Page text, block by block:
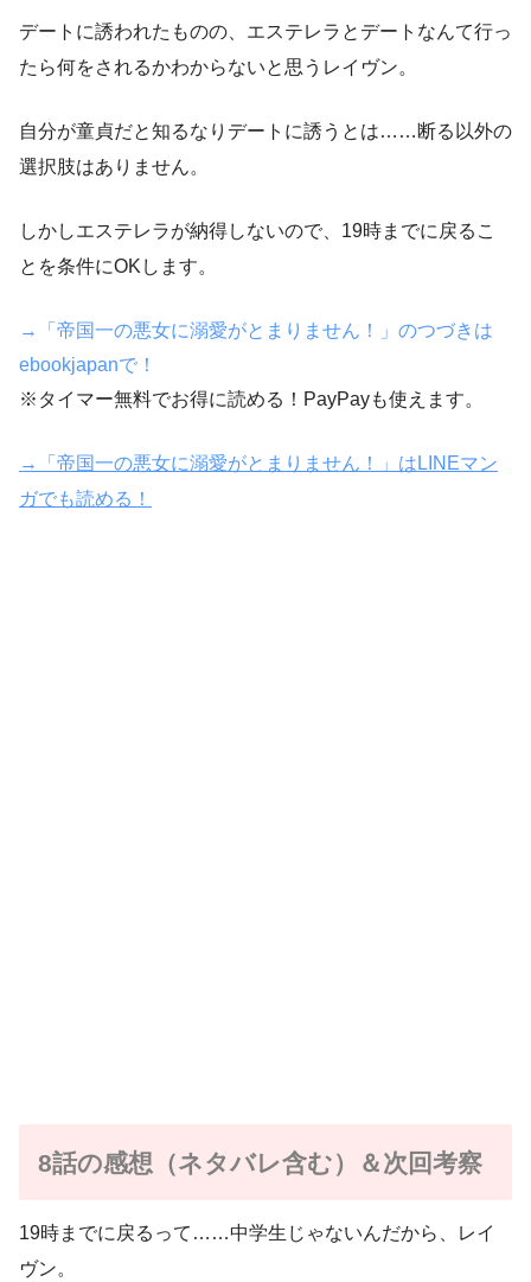
デートに誘われたものの、エステレラとデートなんて行っ
たら何をされるかわからないと思うレイヴン。
自分が童貞だと知るなりデートに誘うとは……断る以外の
選択肢はありません。
しかしエステレラが納得しないので、19時までに戻るこ
とを条件にOKします。
→「帝国一の悪女に溺愛がとまりません！」のつづきは
ebookjapanで！
※タイマー無料でお得に読める！PayPayも使えます。
→「帝国一の悪女に溺愛がとまりません！」はLINEマン
ガでも読める！
8話の感想（ネタバレ含む）＆次回考察
19時までに戻るって……中学生じゃないんだから、レイ
ヴン。